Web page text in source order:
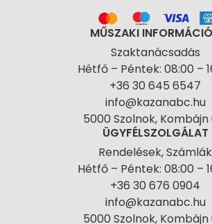
MŰSZAKI
Szaktanácsadás
Hétfő – Péntek: 08:00 –
+36 30 645 6547
info@kazanabc.hu
5000 Szolnok, Kombájn
ÜGYFÉLSZOLGÁLAT
Rendelések, Számlák
Hétfő – Péntek: 08:00 –
+36 30 676 0904
info@kazanabc.hu
5000 Szolnok, Kombájn